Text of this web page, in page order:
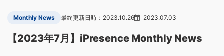
Monthly News 2023.10.26 2023.07.03
【2023年7月】iPresence Monthly News